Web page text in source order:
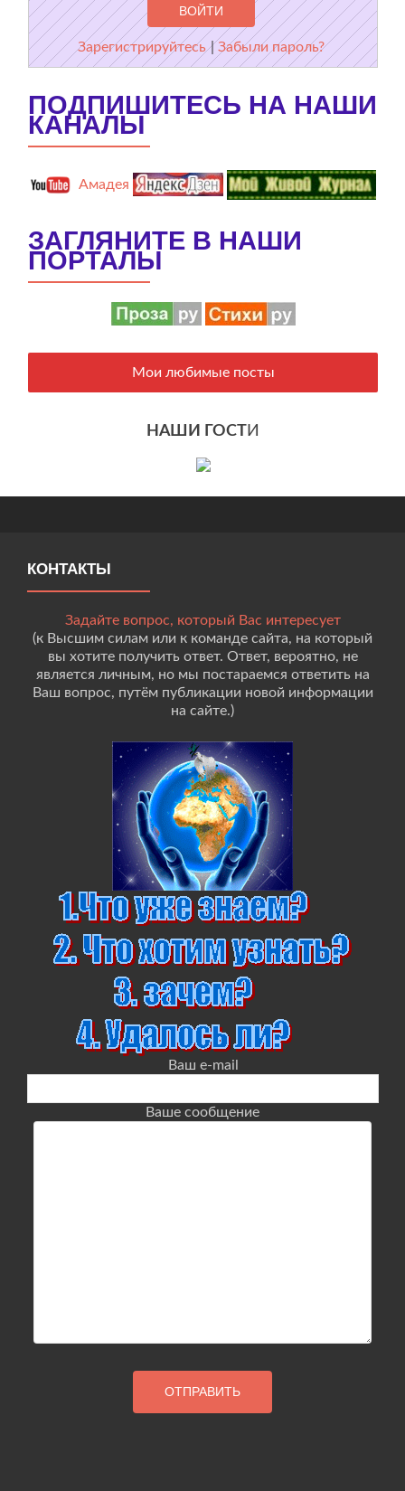
Зарегистрируйтесь |Забыли пароль?
ПОДПИШИТЕСЬ НА НАШИ
КАНАЛЫ
Амадея
ЗАГЛЯНИТЕ В НАШИ
ПОРТАЛЫ
Мои любимые посты
НАШИ ГОСТИ
КОНТАКТЫ
Задайте вопрос, который Вас интересует
(к Высшим силам или к команде сайта, на который
вы хотите получить ответ. Ответ, вероятно, не
является личным, но мы постараемся ответить на
Ваш вопрос, путём публикации новой информации
на сайте.)
Ваш e-mail
Ваше сообщение